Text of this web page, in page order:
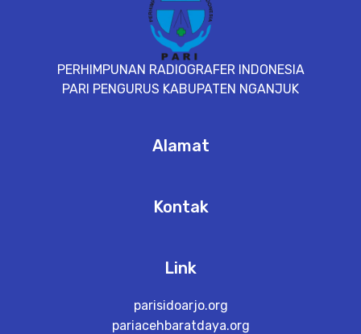
PERHIMPUNAN RADIOGRAFER INDONESIA
PARI PENGURUS KABUPATEN NGANJUK
Alamat
Kontak
Link
parisidoarjo.org
pariacehbaratdaya.org